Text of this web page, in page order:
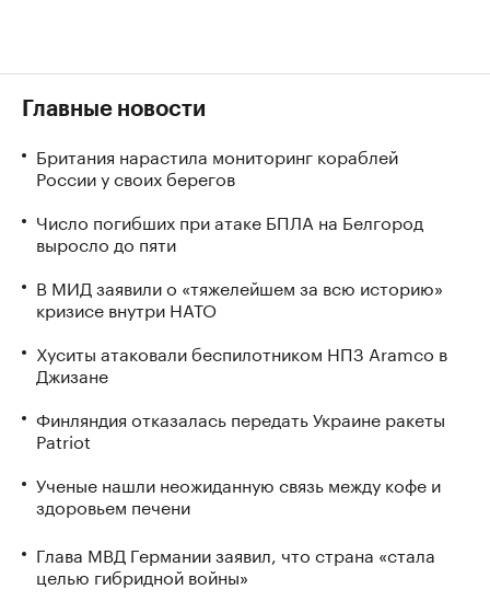
Главные новости
Британия нарастила мониторинг кораблей
России у своих берегов
Число погибших при атаке БПЛА на Белгород
выросло до пяти
В МИД заявили о «тяжелейшем за всю историю»
кризисе внутри НАТО
Хуситы атаковали беспилотником НПЗ Aramco в
Джизане
Финляндия отказалась передать Украине ракеты
Patriot
Ученые нашли неожиданную связь между кофе и
здоровьем печени
Глава МВД Германии заявил, что страна «стала
целью гибридной войны»